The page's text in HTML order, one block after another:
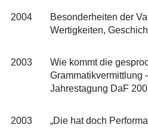
2004
Besonderheiten der
Wertigkeiten,
2003
Wie kommt die
Grammatikvermittlung
Jahrestagung DaF
2003 „Die hat doch